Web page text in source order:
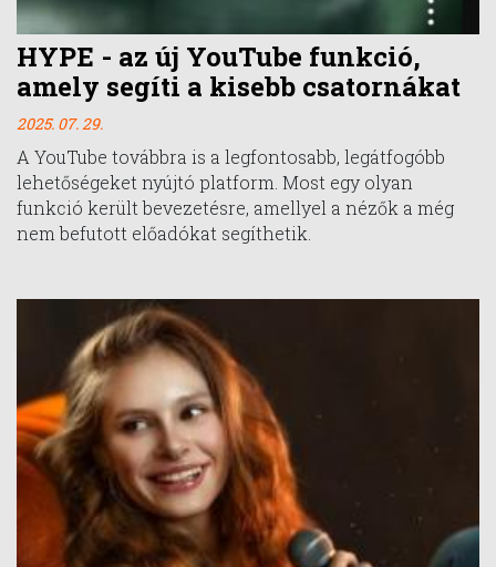
HYPE - az új YouTube funkció,
amely segíti a kisebb csatornákat
2025. 07. 29.
A YouTube továbbra is a legfontosabb, legátfogóbb
lehetőségeket nyújtó platform. Most egy olyan
funkció került bevezetésre, amellyel a nézők a még
nem befutott előadókat segíthetik.